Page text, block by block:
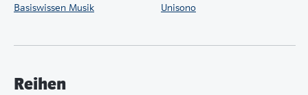
Basiswissen Musik Unisono
Reihen